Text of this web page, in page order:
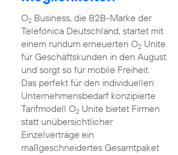
O2Business, die B2B-Marke der
Telefónica Deutschland, startet mit
einem rundum erneuerten O2Unite
für Geschäftskunden in den August
und sorgt so für mobile Freiheit.
Das perfekt für den individuellen
Unternehmensbedarf konzipierte
Tarifmodell O2Unite bietet Firmen
statt unübersichtlicher
Einzelverträge ein
maßgeschneidertes Gesamtpaket